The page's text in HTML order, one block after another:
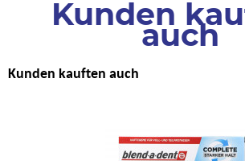
Kunden
auch
Kunden kauften auch